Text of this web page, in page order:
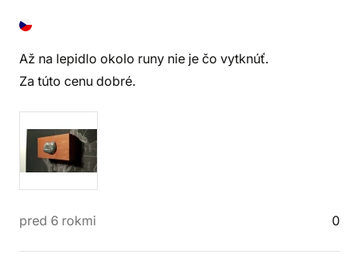
Až na lepidlo okolo runy nie je čo vytknúť.
Za túto cenu dobré.
pred 6 rokmi 0